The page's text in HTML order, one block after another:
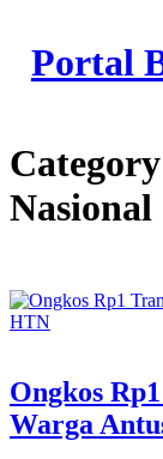
content
Portal
Nasional
Ongkos
Warga